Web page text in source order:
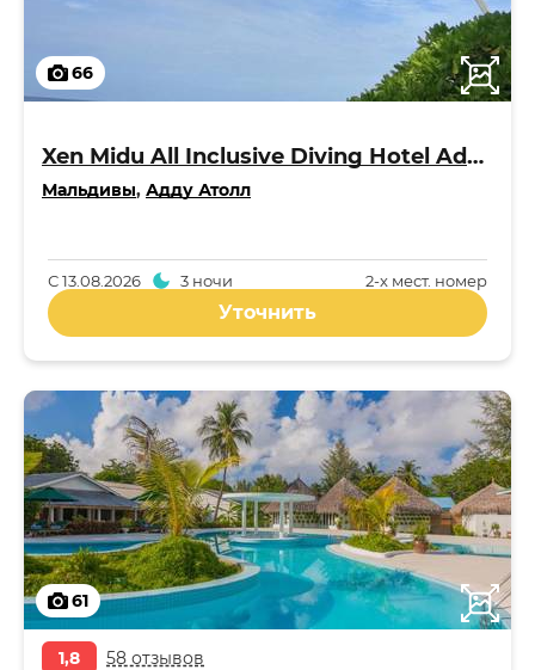
66
Xen Midu All Inclusive Diving Hotel Addu Maldives 3*
Мальдивы, Адду Атолл
2-x мест. номер
С13.08.2026 3 ночи
Уточнить
61
1,8 58 отзывов